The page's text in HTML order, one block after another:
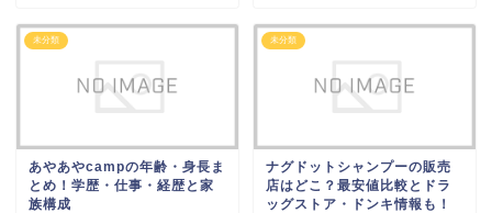
未分類
あやあやcampの年齢・身長ま
とめ！学歴・仕事・経歴と家
族構成
未分類
ナグドットシャンプーの販売
店はどこ？最安値比較とドラ
ッグストア・ドンキ情報も！